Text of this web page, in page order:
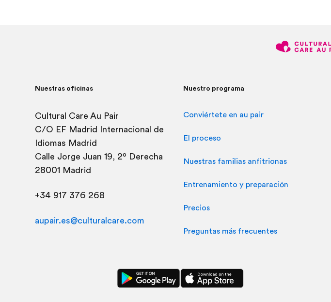
Nuestras oficinas
Cultural Care Au Pair
C/O EF Madrid
Internacional de
Idiomas Madrid
Calle Jorge Juan 19, 2º Derecha
28001 Madrid
+34 917 376 268
aupair.es@culturalcare.com
Nuestro programa
Conviértete en au pair
El proceso
Nuestras familias anfitrionas
Entrenamiento y preparación
Precios
Preguntas más frecuentes